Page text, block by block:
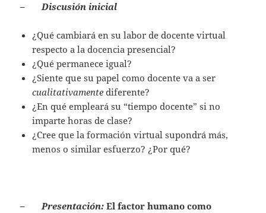
–Discusión inicial
¿Qué cambiará en su labor de docente virtual
respecto a la docencia presencial?
¿Qué permanece igual?
¿Siente que su papel como docente va a ser
cualitativamente diferente?
¿En qué empleará su “tiempo docente” si no
imparte horas de clase?
¿Cree que la formación virtual supondrá más,
menos o similar esfuerzo? ¿Por qué?
–Presentación:El factor humano como